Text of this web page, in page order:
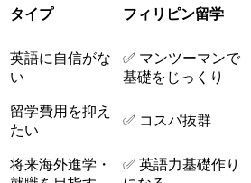
タイプ フィリピン留学
英語に自信がな
い
✅ マンツーマンで
基礎をじっくり
留学費用を抑え
たい
✅ コスパ抜群
将来海外進学・
✅ 英語力基礎作り